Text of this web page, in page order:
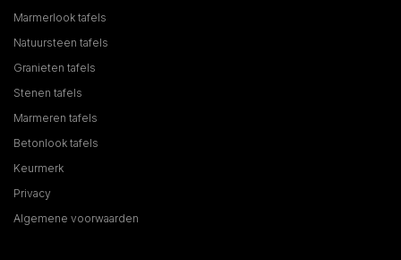
Marmerlook tafels
Natuursteen tafels
Granieten tafels
Stenen tafels
Marmeren tafels
Betonlook tafels
Keurmerk
Privacy
Algemene voorwaarden